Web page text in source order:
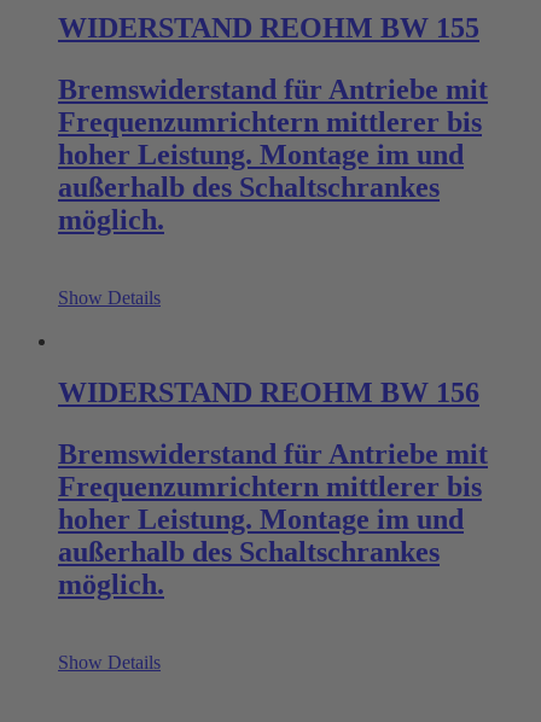
WIDERSTAND REOHM BW 155
Bremswiderstand für Antriebe mit
Frequenzumrichtern mittlerer bis
hoher Leistung. Montage im und
außerhalb des Schaltschrankes
möglich.
Show Details
WIDERSTAND REOHM BW 156
Bremswiderstand für Antriebe mit
Frequenzumrichtern mittlerer bis
hoher Leistung. Montage im und
außerhalb des Schaltschrankes
möglich.
Show Details